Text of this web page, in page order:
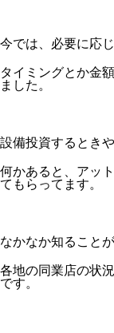
今では、必要に応
タイミングとか金
ました。
設備投資するとき
何かあると、アッ
てもらってます。
なかなか知ること
各地の同業店の状
です。